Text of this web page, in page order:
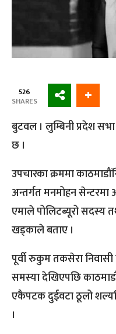
526
SHARES
बुटवल । लुम्बिनी प्रदेश
छ ।
उपचारका क्रममा
अन्तर्गत मनमोहन
एमाले पोलिटब्यूरो सदस्य
खड्काले बताए ।
पूर्वी रुकुम तकसेरा
समस्या देखिएपछि
एकैपटक दुईवटा ठूलो
।